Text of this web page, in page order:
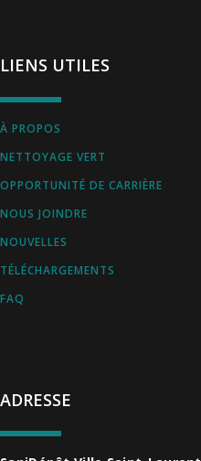
ADRESSE
LIENS UTILES
À PROPOS
NETTOYAGE VERT
OPPORTUNITÉ DE CARRIÈRE
NOUS JOINDRE
NOUVELLES
TÉLÉCHARGEMENTS
FAQ